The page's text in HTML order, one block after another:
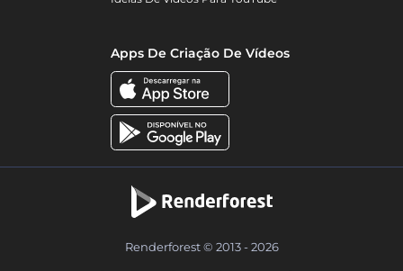
Apps De Criação De Vídeos
Renderforest © 2013 - 2026